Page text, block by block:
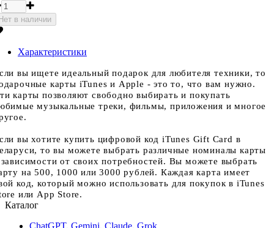
в наличии
Характеристики
вы ищете идеальный подарок для любителя техники, то
карты iTunes и Apple - это то, что вам нужно.
карты позволяют свободно выбирать и покупать
музыкальные треки, фильмы, приложения и многое
вы хотите купить цифровой код iTunes Gift Card в
то вы можете выбрать различные номиналы карты
от своих потребностей. Вы можете выбрать
на 500, 1000 или 3000 рублей. Каждая карта имеет
код, который можно использовать для покупок в iTunes
или App Store.
Каталог
ChatGPT, Gemini, Claude, Grok